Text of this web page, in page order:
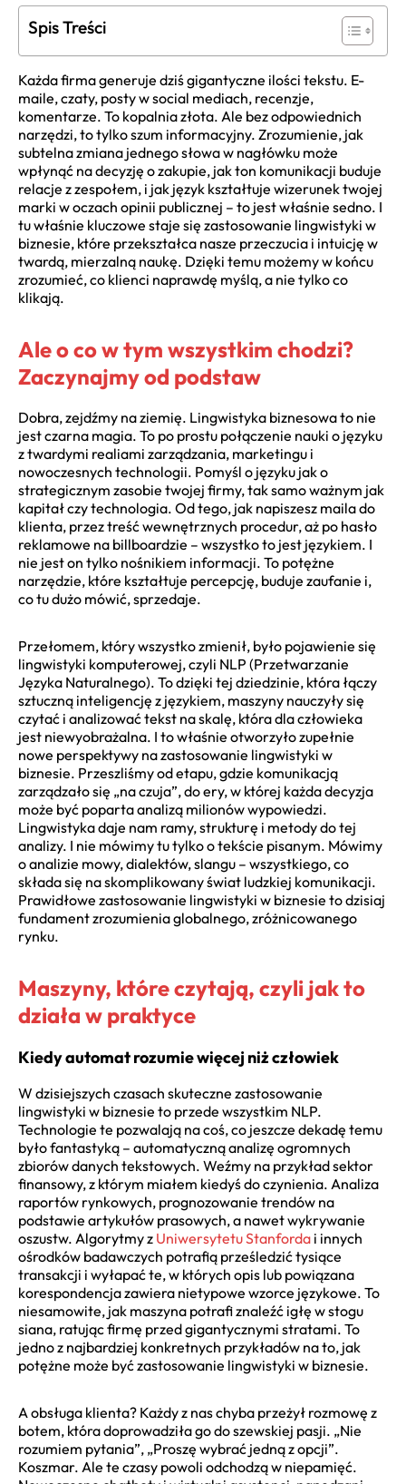
Spis Treści
Każda firma generuje dziś gigantyczne ilości tekstu. E-
maile, czaty, posty w social mediach, recenzje,
komentarze. To kopalnia złota. Ale bez odpowiednich
narzędzi, to tylko szum informacyjny. Zrozumienie, jak
subtelna zmiana jednego słowa w nagłówku może
wpłynąć na decyzję o zakupie, jak ton komunikacji buduje
relacje z zespołem, i jak język kształtuje wizerunek twojej
marki w oczach opinii publicznej – to jest właśnie sedno. I
tu właśnie kluczowe staje się zastosowanie lingwistyki w
biznesie, które przekształca nasze przeczucia i intuicję w
twardą, mierzalną naukę. Dzięki temu możemy w końcu
zrozumieć, co klienci naprawdę myślą, a nie tylko co
klikają.
Ale o co w tym wszystkim chodzi?
Zaczynajmy od podstaw
Dobra, zejdźmy na ziemię. Lingwistyka biznesowa to nie
jest czarna magia. To po prostu połączenie nauki o języku
z twardymi realiami zarządzania, marketingu i
nowoczesnych technologii. Pomyśl o języku jak o
strategicznym zasobie twojej firmy, tak samo ważnym jak
kapitał czy technologia. Od tego, jak napiszesz maila do
klienta, przez treść wewnętrznych procedur, aż po hasło
reklamowe na billboardzie – wszystko to jest językiem. I
nie jest on tylko nośnikiem informacji. To potężne
narzędzie, które kształtuje percepcję, buduje zaufanie i,
co tu dużo mówić, sprzedaje.
Przełomem, który wszystko zmienił, było pojawienie się
lingwistyki komputerowej, czyli NLP (Przetwarzanie
Języka Naturalnego). To dzięki tej dziedzinie, która łączy
sztuczną inteligencję z językiem, maszyny nauczyły się
czytać i analizować tekst na skalę, która dla człowieka
jest niewyobrażalna. I to właśnie otworzyło zupełnie
nowe perspektywy na zastosowanie lingwistyki w
biznesie. Przeszliśmy od etapu, gdzie komunikacją
zarządzało się „na czuja”, do ery, w której każda decyzja
może być poparta analizą milionów wypowiedzi.
Lingwistyka daje nam ramy, strukturę i metody do tej
analizy. I nie mówimy tu tylko o tekście pisanym. Mówimy
o analizie mowy, dialektów, slangu – wszystkiego, co
składa się na skomplikowany świat ludzkiej komunikacji.
Prawidłowe zastosowanie lingwistyki w biznesie to dzisiaj
fundament zrozumienia globalnego, zróżnicowanego
rynku.
Maszyny, które czytają, czyli jak to
działa w praktyce
Kiedy automat rozumie więcej niż człowiek
W dzisiejszych czasach skuteczne zastosowanie
lingwistyki w biznesie to przede wszystkim NLP.
Technologie te pozwalają na coś, co jeszcze dekadę temu
było fantastyką – automatyczną analizę ogromnych
zbiorów danych tekstowych. Weźmy na przykład sektor
finansowy, z którym miałem kiedyś do czynienia. Analiza
raportów rynkowych, prognozowanie trendów na
podstawie artykułów prasowych, a nawet wykrywanie
oszustw. Algorytmy z Uniwersytetu Stanforda i innych
ośrodków badawczych potrafią prześledzić tysiące
transakcji i wyłapać te, w których opis lub powiązana
korespondencja zawiera nietypowe wzorce językowe. To
niesamowite, jak maszyna potrafi znaleźć igłę w stogu
siana, ratując firmę przed gigantycznymi stratami. To
jedno z najbardziej konkretnych przykładów na to, jak
potężne może być zastosowanie lingwistyki w biznesie.
A obsługa klienta? Każdy z nas chyba przeżył rozmowę z
botem, która doprowadziła go do szewskiej pasji. „Nie
rozumiem pytania”, „Proszę wybrać jedną z opcji”.
Koszmar. Ale te czasy powoli odchodzą w niepamięć.